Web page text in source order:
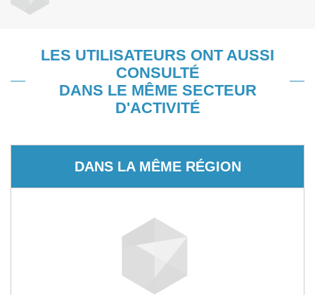
LES UTILISATEURS ONT AUSSI
CONSULTÉ
DANS LE MÊME SECTEUR
D'ACTIVITÉ
DANS LA MÊME RÉGION